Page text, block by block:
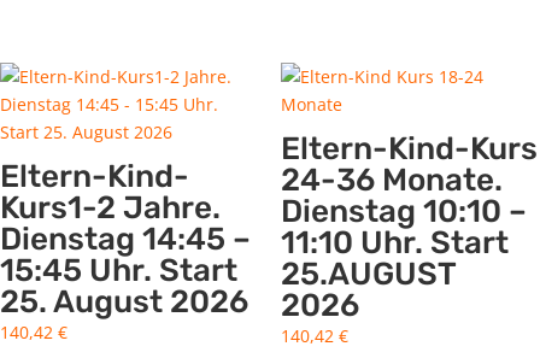
Eltern-Kind-
Kurs1-2 Jahre.
Dienstag 14:45 –
15:45 Uhr. Start
25. August 2026
140,42 €
Eltern-Kind-Kurs
24-36 Monate.
Dienstag 10:10 –
11:10 Uhr. Start
25.AUGUST
2026
140,42 €